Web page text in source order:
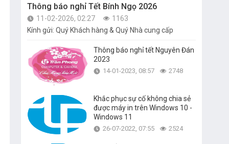
Thông báo nghỉ Tết Bính Ngọ 2026
11-02-2026, 02:27
1163
Kính gửi: Quý Khách hàng & Quý Nhà cung cấp
Thông báo nghỉ tết Nguyên Đán
2023
14-01-2023, 08:57 2748
Khắc phục sự cố không chia sẻ
được máy in trên Windows 10 -
Windows 11
26-07-2022, 07:55 2524